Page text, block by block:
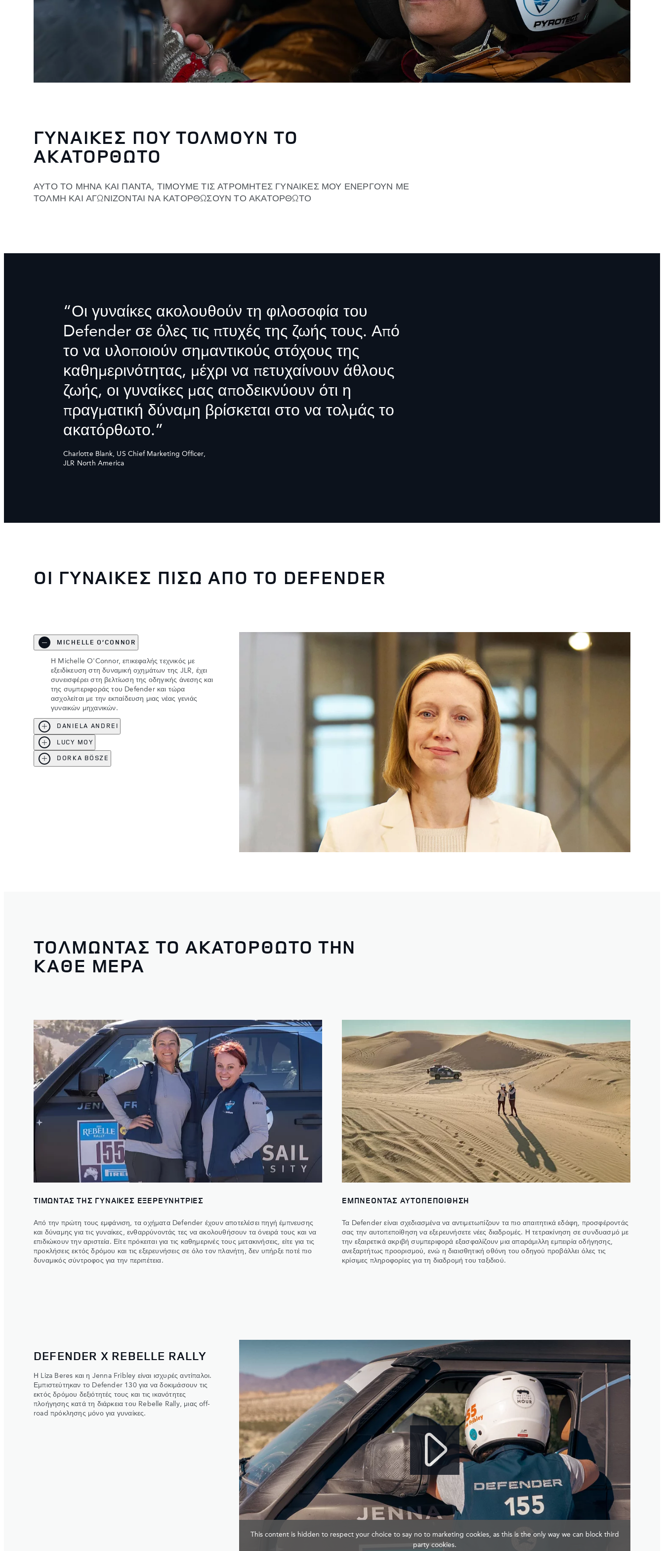
ΓΥΝΑΙΚΕΣ ΠΟΥ ΤΟΛΜΟΥΝ ΤΟ
ΑΚΑΤΟΡΘΩΤΟ
ΑΥΤΟ ΤΟ ΜΗΝΑ ΚΑΙ ΠΑΝΤΑ, ΤΙΜΟΥΜΕ ΤΙΣ ΑΤΡΟΜΗΤΕΣ ΓΥΝΑΙΚΕΣ ΜΟΥ ΕΝΕΡΓΟΥΝ ΜΕ
ΤΟΛΜΗ ΚΑΙ ΑΓΩΝΙΖΟΝΤΑΙ ΝΑ ΚΑΤΟΡΘΩΣΟΥΝ ΤΟ ΑΚΑΤΟΡΘΩΤΟ
“Οι γυναίκες ακολουθούν τη φιλοσοφία του
Defender σε όλες τις πτυχές της ζωής τους. Από
το να υλοποιούν σημαντικούς στόχους της
καθημερινότητας, μέχρι να πετυχαίνουν άθλους
ζωής, οι γυναίκες μας αποδεικνύουν ότι η
πραγματική δύναμη βρίσκεται στο να τολμάς το
ακατόρθωτο.”
Charlotte Blank, US Chief Marketing Officer,
JLR North America
ΟΙ ΓΥΝΑΙΚΕΣ ΠΙΣΩ ΑΠΟ ΤΟ DEFENDER
MICHELLE O’CONNOR
Η Michelle O'Connor, επικεφαλής τεχνικός με
εξειδίκευση στη δυναμική οχημάτων της JLR, έχει
συνεισφέρει στη βελτίωση της οδηγικής άνεσης και
της συμπεριφοράς του Defender και τώρα
ασχολείται με την εκπαίδευση μιας νέας γενιάς
γυναικών μηχανικών.
DANIELA ANDREI
LUCY MOY
DORKA BÖSZE
ΤΟΛΜΩΝΤΑΣ ΤΟ ΑΚΑΤΟΡΘΩΤΟ ΤΗΝ
ΚΑΘΕ ΜΕΡΑ
ΤΙΜΩΝΤΑΣ ΤΗΣ ΓΥΝΑΙΚΕΣ ΕΞΕΡΕΥΝΗΤΡΙΕΣ
Από την πρώτη τους εμφάνιση, τα οχήματα Defender έχουν αποτελέσει πηγή έμπνευσης
και δύναμης για τις γυναίκες, ενθαρρύνοντάς τες να ακολουθήσουν τα όνειρά τους και να
επιδιώκουν την αριστεία. Είτε πρόκειται για τις καθημερινές τους μετακινήσεις, είτε για τις
προκλήσεις εκτός δρόμου και τις εξερευνήσεις σε όλο τον πλανήτη, δεν υπήρξε ποτέ πιο
δυναμικός σύντροφος για την περιπέτεια.
ΕΜΠΝΕΟΝΤΑΣ ΑΥΤΟΠΕΠΟΙΘΗΣΗ
Τα Defender είναι σχεδιασμένα να αντιμετωπίζουν τα πιο απαιτητικά εδάφη, προσφέροντάς
σας την αυτοπεποίθηση να εξερευνήσετε νέες διαδρομές. Η τετρακίνηση σε συνδυασμό με
την εξαιρετικά ακριβή συμπεριφορά εξασφαλίζουν μια απαράμιλλη εμπειρία οδήγησης,
ανεξαρτήτως προορισμού, ενώ η διαισθητική οθόνη του οδηγού προβάλλει όλες τις
κρίσιμες πληροφορίες για τη διαδρομή του ταξιδιού.
DEFENDER X REBELLE RALLY
Η Liza Beres και η Jenna Fribley είναι ισχυρές αντίπαλοι.
Εμπιστεύτηκαν το Defender 130 για να δοκιμάσουν τις
εκτός δρόμου δεξιότητές τους και τις ικανότητες
πλοήγησης κατά τη διάρκεια του Rebelle Rally, μιας off-
road πρόκλησης μόνο για γυναίκες.
This content is hidden to respect your choice to say no to marketing cookies, as this is the only way we can block third
party cookies.